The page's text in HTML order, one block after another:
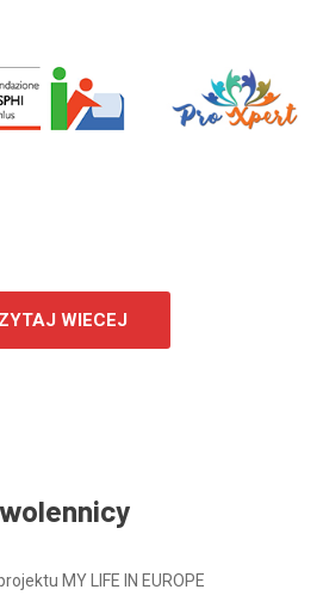
WIECEJ
MY LIFE IN EUROPE